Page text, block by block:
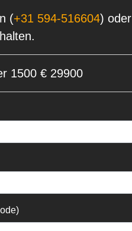
(+31 594-516604)
1500 € 29900